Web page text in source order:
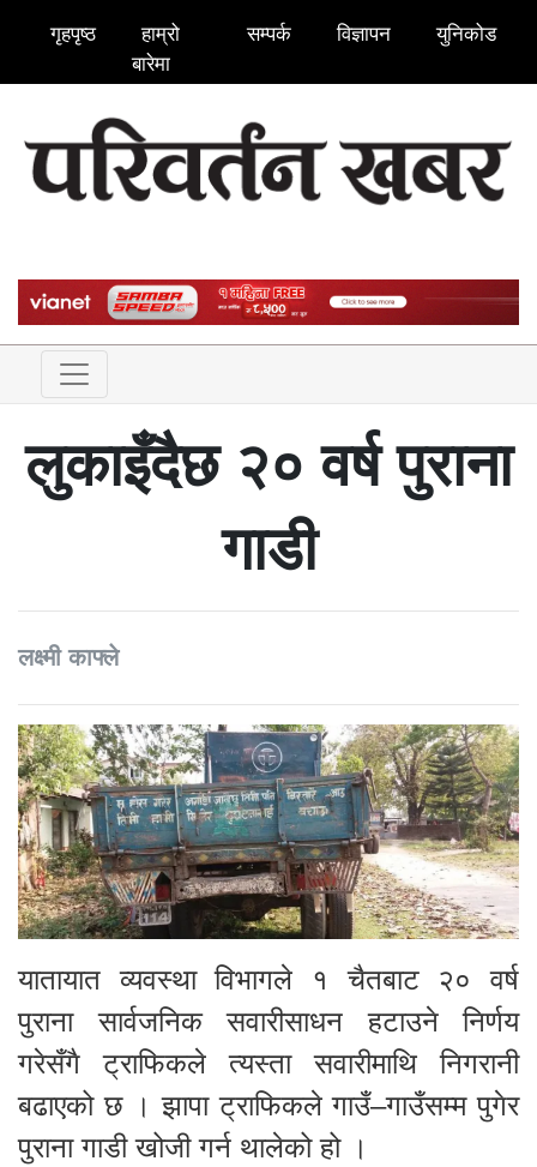
गृहपृष्ठ
हाम्रो
बारेमा
सम्पर्क विज्ञापन युनिकोड
लुकाइँदैछ २० वर्ष पुराना
गाडी
लक्ष्मी काफ्ले
यातायात व्यवस्था विभागले १ चैतबाट २० वर्ष
पुराना सार्वजनिक सवारीसाधन हटाउने निर्णय
गरेसँगै ट्राफिकले त्यस्ता सवारीमाथि निगरानी
बढाएको छ । झापा ट्राफिकले गाउँ–गाउँसम्म पुगेर
पुराना गाडी खोजी गर्न थालेको हो ।